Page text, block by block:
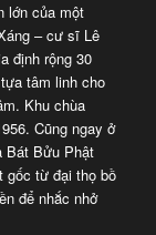
lớn của một
– cư sĩ Lê
định rộng 30
tâm linh cho
Khu chùa
Cũng ngay ở
Bát Bửu Phật
gốc từ đại thọ bồ
để nhắc nhở